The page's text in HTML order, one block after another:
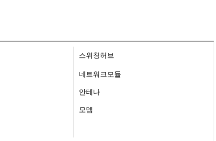
스위칭허브
네트워크모듈
안테나
모뎀